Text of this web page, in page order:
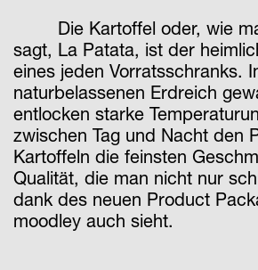
Die Kartoffel oder, wie
sagt, La Patata, ist der
eines jeden Vorratsschranks.
naturbelassenen Erdreich
entlocken starke
zwischen Tag und Nacht den
Kartoffeln die feinsten
Qualität, die man nicht nur
dank des neuen Product
moodley auch sieht.